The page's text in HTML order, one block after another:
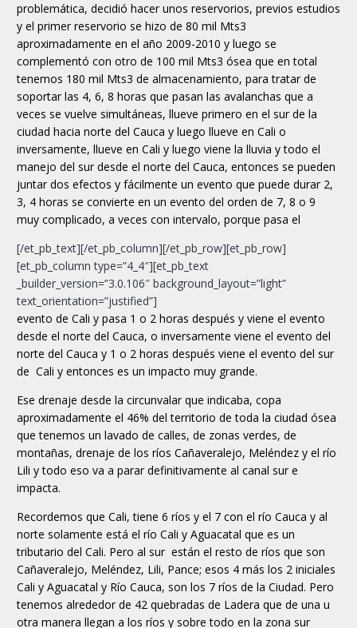
problemática, decidió hacer unos reservorios, previos estudios
y el primer reservorio se hizo de 80 mil Mts3
aproximadamente en el año 2009-2010 y luego se
complementó con otro de 100 mil Mts3 ósea que en total
tenemos 180 mil Mts3 de almacenamiento, para tratar de
soportar las 4, 6, 8 horas que pasan las avalanchas que a
veces se vuelve simultáneas, llueve primero en el sur de la
ciudad hacia norte del Cauca y luego llueve en Cali o
inversamente, llueve en Cali y luego viene la lluvia y todo el
manejo del sur desde el norte del Cauca, entonces se pueden
juntar dos efectos y fácilmente un evento que puede durar 2,
3, 4 horas se convierte en un evento del orden de 7, 8 o 9
muy complicado, a veces con intervalo, porque pasa el
[/et_pb_text][/et_pb_column][/et_pb_row][et_pb_row]
[et_pb_column type=”4_4″][et_pb_text
_builder_version=”3.0.106″ background_layout=”light”
text_orientation=”justified”]
evento de Cali y pasa 1 o 2 horas después y viene el evento
desde el norte del Cauca, o inversamente viene el evento del
norte del Cauca y 1 o 2 horas después viene el evento del sur
de Cali y entonces es un impacto muy grande.
Ese drenaje desde la circunvalar que indicaba, copa
aproximadamente el 46% del territorio de toda la ciudad ósea
que tenemos un lavado de calles, de zonas verdes, de
montañas, drenaje de los ríos Cañaveralejo, Meléndez y el río
Lili y todo eso va a parar definitivamente al canal sur e
impacta.
Recordemos que Cali, tiene 6 ríos y el 7 con el río Cauca y al
norte solamente está el río Cali y Aguacatal que es un
tributario del Cali. Pero al sur están el resto de ríos que son
Cañaveralejo, Meléndez, Lili, Pance; esos 4 más los 2 iniciales
Cali y Aguacatal y Río Cauca, son los 7 ríos de la Ciudad. Pero
tenemos alrededor de 42 quebradas de Ladera que de una u
otra manera llegan a los ríos y sobre todo en la zona sur